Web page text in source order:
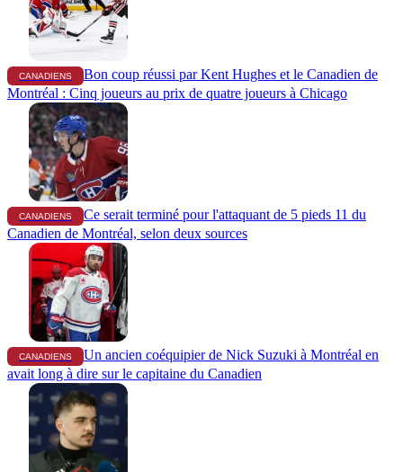
CANADIENS
Bon coup réussi par Kent Hughes et le Canadien de
Montréal : Cinq joueurs au prix de quatre joueurs à Chicago
CANADIENS
Ce serait terminé pour l'attaquant de 5 pieds 11 du
Canadien de Montréal, selon deux sources
CANADIENS
Un ancien coéquipier de Nick Suzuki à Montréal en
avait long à dire sur le capitaine du Canadien